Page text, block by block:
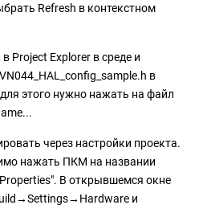
Refresh в контекстном
Project Explorer в среде и
в
этого нужно нажать на файл
через настройки проекта.
нажать ПКМ на названии
В открывшемся окне
и